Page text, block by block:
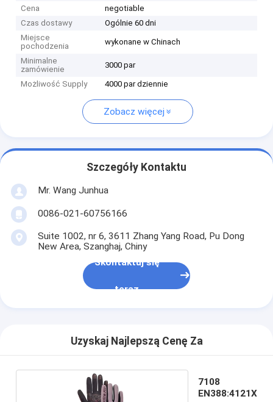
Cena
negotiable
Czas dostawy
Ogólnie 60 dni
Miejsce
pochodzenia
wykonane w Chinach
Minimalne
zamówienie
3000 par
Możliwość Supply 4000 par dziennie
Zobacz więcej
Szczegóły Kontaktu
Mr. Wang Junhua
0086-021-60756166
Suite 1002, nr 6, 3611 Zhang Yang Road, Pu Dong
New Area, Szanghaj, Chiny
Skontaktuj się
teraz
Uzyskaj Najlepszą Cenę Za
7108
EN388:4121X